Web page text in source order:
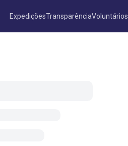
ExpediçõesTransparênciaVoluntários